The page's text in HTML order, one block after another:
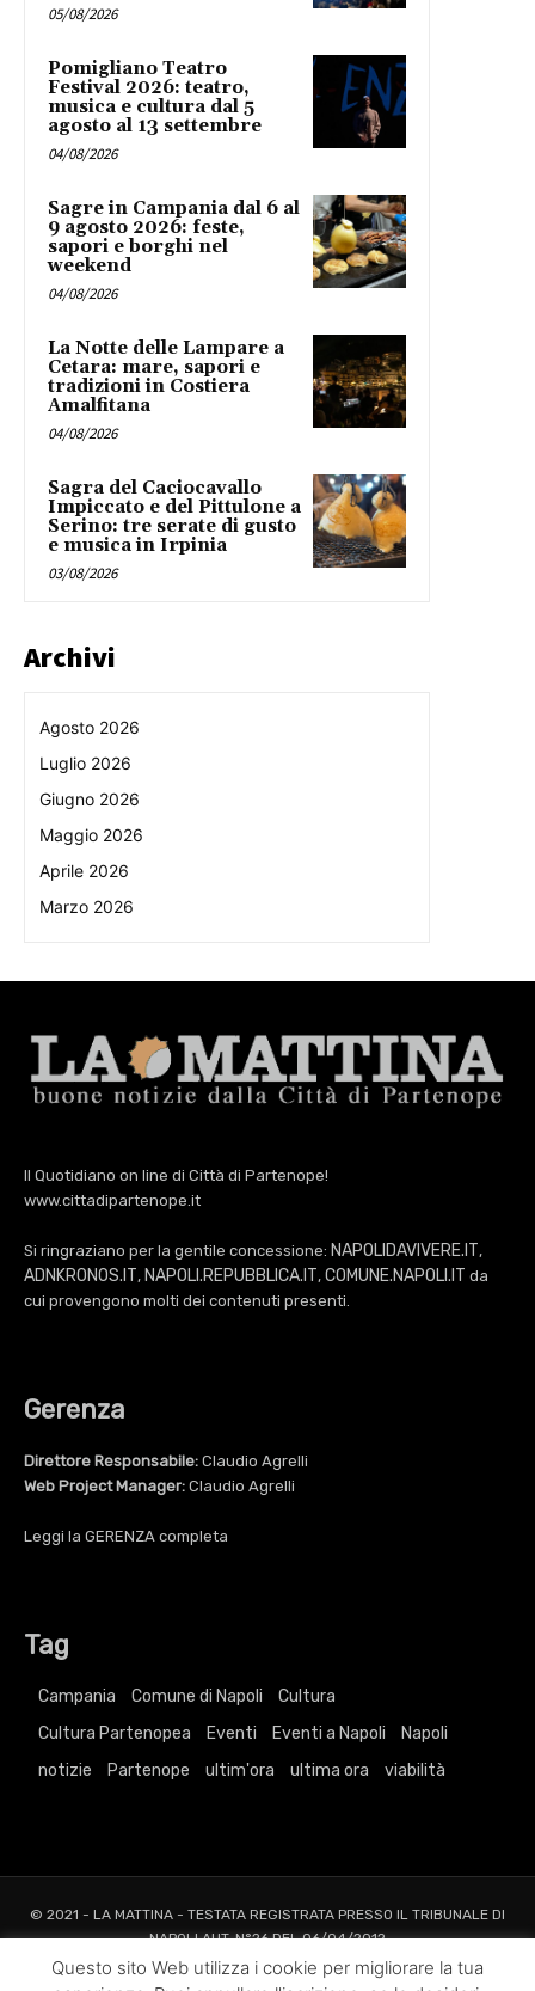
05/08/2026
Pomigliano Teatro
Festival 2026: teatro,
musica e cultura dal 5
agosto al 13 settembre
04/08/2026
Sagre in Campania dal 6 al
9 agosto 2026: feste,
sapori e borghi nel
weekend
04/08/2026
La Notte delle Lampare a
Cetara: mare, sapori e
tradizioni in Costiera
Amalfitana
04/08/2026
Sagra del Caciocavallo
Impiccato e del Pittulone a
Serino: tre serate di gusto
e musica in Irpinia
03/08/2026
Archivi
Agosto 2026
Luglio 2026
Giugno 2026
Maggio 2026
Aprile 2026
Marzo 2026
Il Quotidiano on line di Città di Partenope!
www.cittadipartenope.it
Si ringraziano per la gentile concessione: NAPOLIDAVIVERE.IT,
ADNKRONOS.IT, NAPOLI.REPUBBLICA.IT, COMUNE.NAPOLI.IT da
cui provengono molti dei contenuti presenti.
Gerenza
Direttore Responsabile: Claudio Agrelli
Web Project Manager: Claudio Agrelli
Leggi la GERENZA completa
Tag
Campania Comune di Napoli
Cultura
Cultura Partenopea
Eventi Eventi a Napoli
Napoli
notizie
Partenope ultim'ora ultima ora viabilità
© 2021 - LA MATTINA - TESTATA REGISTRATA PRESSO IL TRIBUNALE DI
NAPOLI AUT. N°26 DEL 06/04/2012
ALL RIGHTS RESERVED TO AGRELLI&BASTA SRL |Privacy|Cookie|
Societari
Questo sito Web utilizza i cookie per migliorare la tua